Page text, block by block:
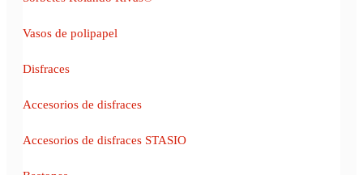
Vasos de polipapel
Disfraces
Accesorios de disfraces
Accesorios de disfraces STASIO